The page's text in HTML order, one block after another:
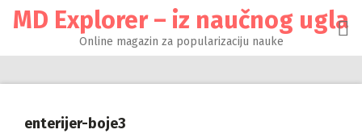
MD Explorer – iz naučnog ugla
Online magazin za popularizaciju nauke
enterijer-boje3